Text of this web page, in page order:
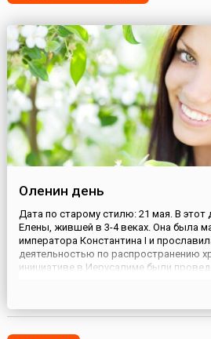
Оленин день
Дата по старому стилю: 21 мая. В этот
Елены, жившей в 3-4 веках. Она была
императора Константина I и
деятельностью по распространению
инициативе в Иерусалиме были
совершали ...